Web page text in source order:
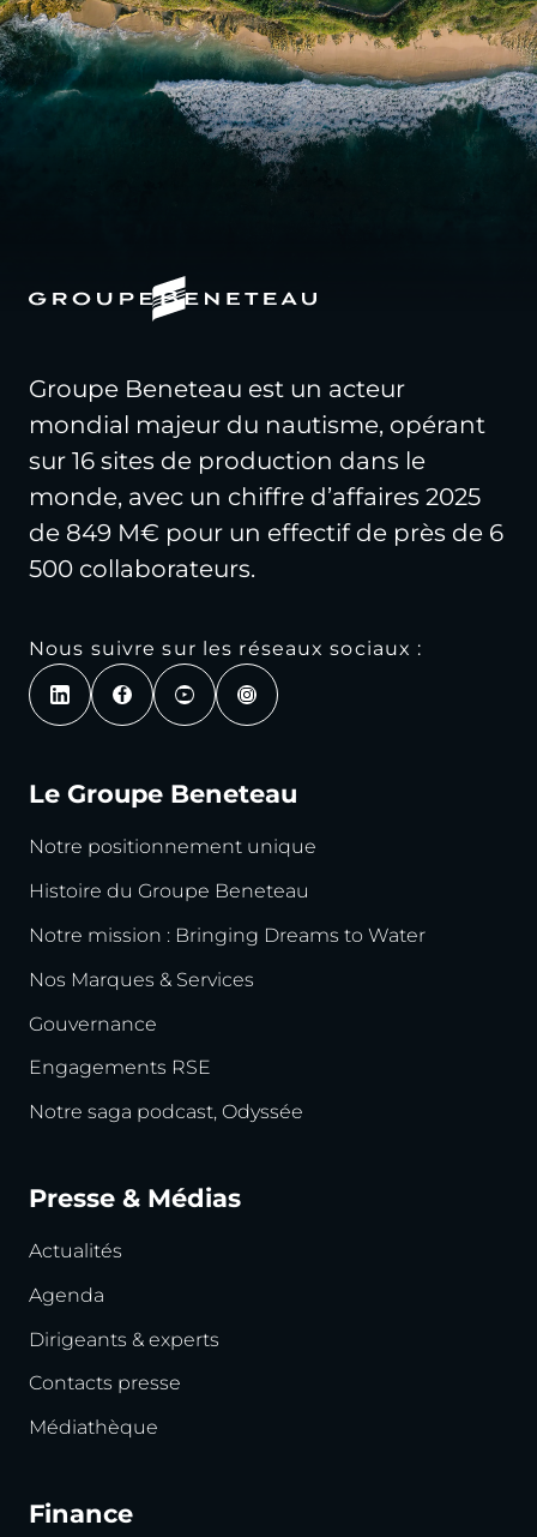
Groupe Beneteau est un acteur
mondial majeur du nautisme, opérant
sur 16 sites de production dans le
monde, avec un chiffre d’affaires 2025
de 849 M€ pour un effectif de près de 6
500 collaborateurs.
Nous suivre sur les réseaux sociaux :
Le Groupe Beneteau
Notre positionnement unique
Histoire du Groupe Beneteau
Notre mission : Bringing Dreams to Water
Nos Marques & Services
Gouvernance
Engagements RSE
Notre saga podcast, Odyssée
Presse & Médias
Actualités
Agenda
Dirigeants & experts
Contacts presse
Médiathèque
Finance